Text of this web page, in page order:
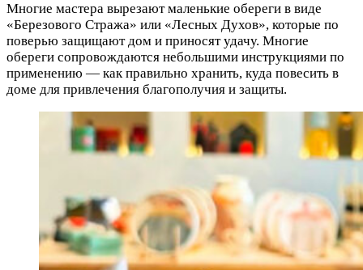
Многие мастера вырезают маленькие обереги в виде
«Березового Стража» или «Лесных Духов», которые по
поверью защищают дом и приносят удачу. Многие
обереги сопровождаются небольшими инструкциями по
применению — как правильно хранить, куда повесить в
доме для привлечения благополучия и защиты.